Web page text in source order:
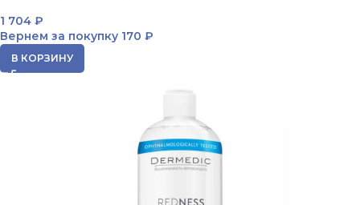
1 704 ₽
Вернем за покупку 170 ₽
В КОРЗИНУ